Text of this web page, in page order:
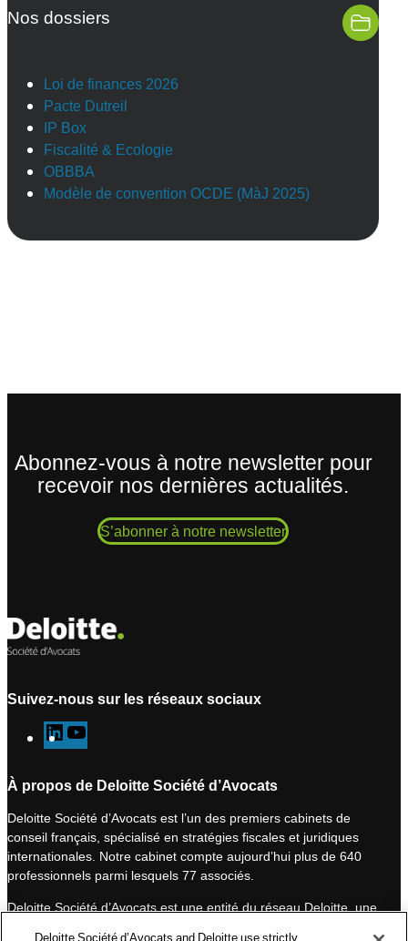
Nos dossiers
Loi de finances 2026
Pacte Dutreil
IP Box
Fiscalité & Ecologie
OBBBA
Modèle de convention OCDE (MàJ 2025)
Abonnez-vous à notre newsletter pour
recevoir nos dernières actualités.
S’abonner à notre newsletter
Suivez-nous sur les réseaux sociaux
L
i
k
e
d
I
n
o
T
u
b
e
À propos de Deloitte Société d’Avocats
Deloitte Société d’Avocats est l’un des premiers cabinets de
conseil français, spécialisé en stratégies fiscales et juridiques
internationales. Notre cabinet compte aujourd’hui plus de 640
professionnels parmi lesquels 77 associés.
Deloitte Société d’Avocats est une entité du réseau Deloitte, une
Deloitte Société d’Avocats and Deloitte use strictly